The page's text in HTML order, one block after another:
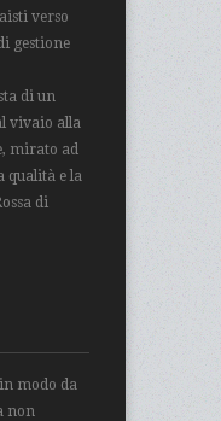
verso
gestione
di un
vivaio alla
mirato ad
qualità e la
di
modo da
non